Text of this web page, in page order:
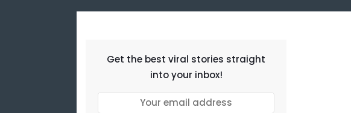
Get the best viral stories straight
into your inbox!